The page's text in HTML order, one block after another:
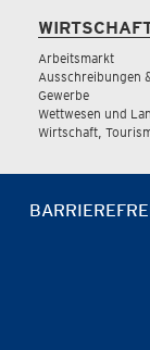
Arbeitsmarkt
Ausschreibungen
Gewerbe
Wettwesen und
Wirtschaft,